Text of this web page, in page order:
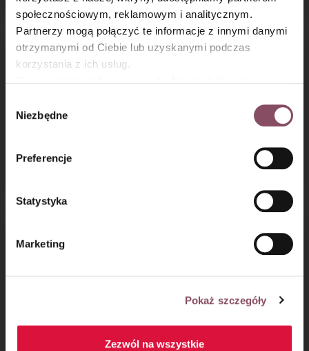
społecznościowym, reklamowym i analitycznym.
Partnerzy mogą połączyć te informacje z innymi danymi
otrzymanymi od Ciebie lub uzyskanymi podczas
korzystania z ich usług.
Gdańsk (80-339) adres: Dickmana 14/15 więcej
informacji o przetwarzaniu danych osobowych oraz
Polityce
prywatności.
zgody
Niezbędne
Preferencje
Statystyka
Marketing
Pokaż szczegóły
Zezwól na wszystkie
Domowe czekoladki
Trufle czekoladowe
Chlebek bananowy
Bezglutenowe pączki